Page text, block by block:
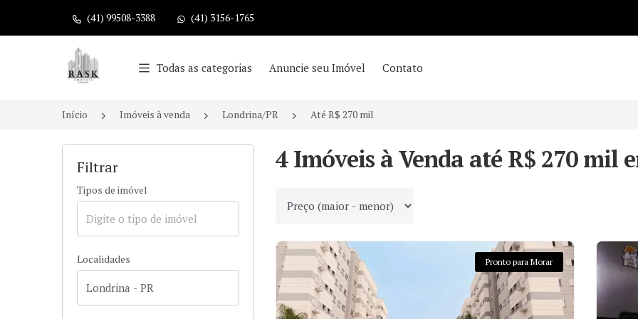
(41) 99508-3388 (41) 3156-1765
Página inicial
Todas as categorias Anuncie seu Imóvel Contato
Início Imóveis à venda Londrina/PR Até R$ 270 mil
Filtrar
Tipos de imóvel
Localidades
4 Imóveis à Venda até R$ 270 mil
Ordenar por
Pronto para Morar